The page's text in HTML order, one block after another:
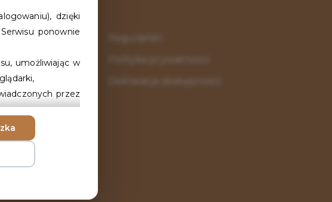
karty
dzięki
ponownie
umożliwiając w
przez
Serwisu
Serwisu do
ze stron